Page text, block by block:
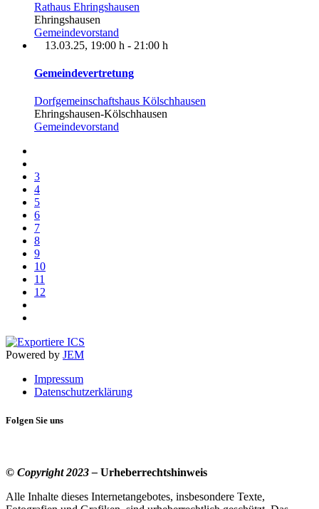
Rathaus Ehringshausen
Ehringshausen
Gemeindevorstand
13.03.25, 19:00 h - 21:00 h
Gemeindevertretung
Dorfgemeinschaftshaus Kölschhausen
Ehringshausen-Kölschhausen
Gemeindevorstand
3
4
5
6
7
8
9
10
11
12
Powered by JEM
Impressum
Datenschutzerklärung
Folgen Sie uns
© Copyright 2023 – Urheberrechtshinweis
Alle Inhalte dieses Internetangebotes, insbesondere Texte,